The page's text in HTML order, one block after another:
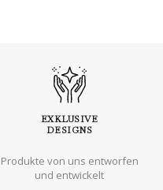
EXKLUSIVE
DESIGNS
Produkte von uns entworfen
und entwickelt